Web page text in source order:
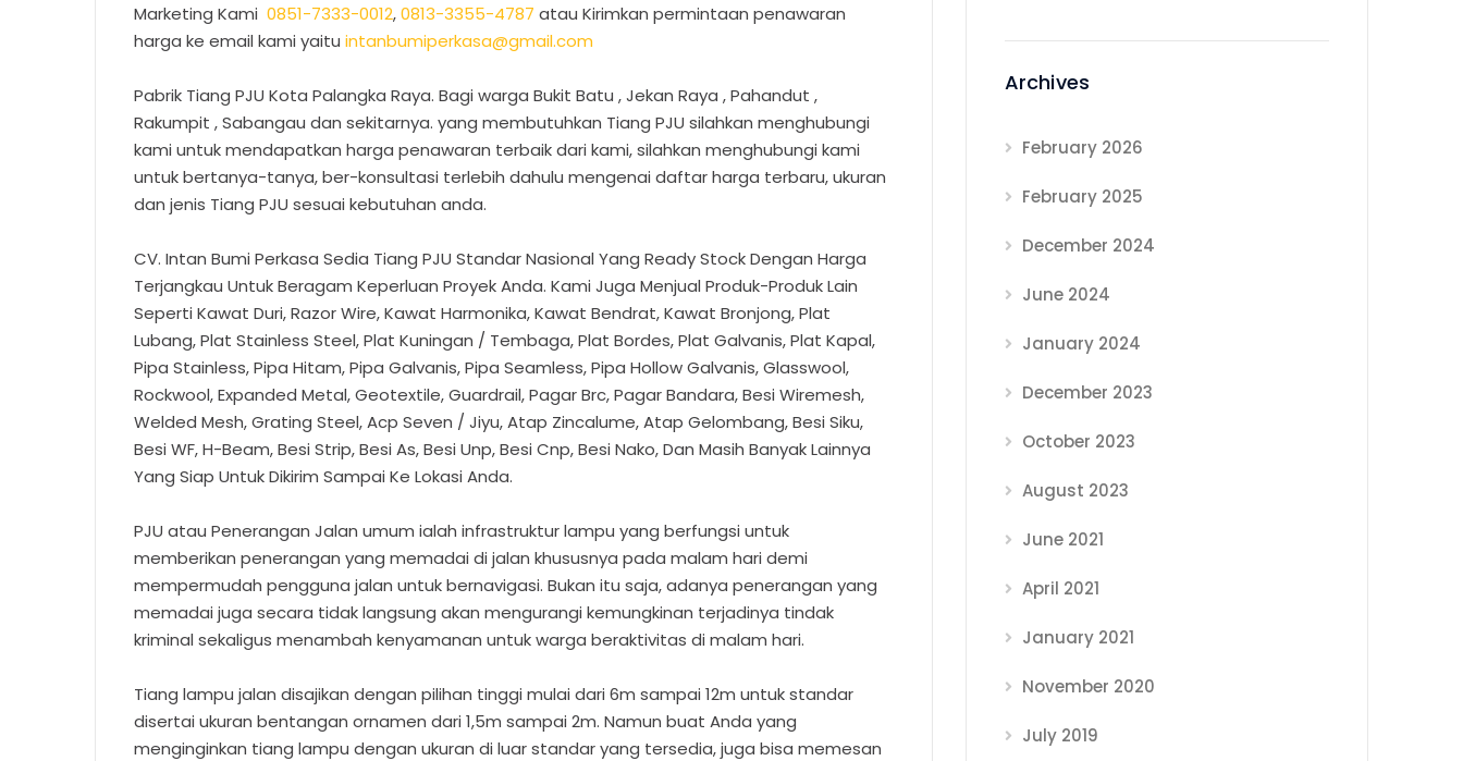
Marketing Kami 0851-7333-0012,0813-3355-4787 atau Kirimkan permintaan penawaran
harga ke email kami yaitu intanbumiperkasa@gmail.com
Pabrik Tiang PJU Kota Palangka Raya. Bagi warga Bukit Batu , Jekan Raya , Pahandut ,
Rakumpit , Sabangau dan sekitarnya. yang membutuhkan Tiang PJU silahkan menghubungi
kami untuk mendapatkan harga penawaran terbaik dari kami, silahkan menghubungi kami
untuk bertanya-tanya, ber-konsultasi terlebih dahulu mengenai daftar harga terbaru, ukuran
dan jenis Tiang PJU sesuai kebutuhan anda.
CV. Intan Bumi Perkasa Sedia Tiang PJU Standar Nasional Yang Ready Stock Dengan Harga
Terjangkau Untuk Beragam Keperluan Proyek Anda. Kami Juga Menjual Produk-Produk Lain
Seperti Kawat Duri, Razor Wire, Kawat Harmonika, Kawat Bendrat, Kawat Bronjong, Plat
Lubang, Plat Stainless Steel, Plat Kuningan / Tembaga, Plat Bordes, Plat Galvanis, Plat Kapal,
Pipa Stainless, Pipa Hitam, Pipa Galvanis, Pipa Seamless, Pipa Hollow Galvanis, Glasswool,
Rockwool, Expanded Metal, Geotextile, Guardrail, Pagar Brc, Pagar Bandara, Besi Wiremesh,
Welded Mesh, Grating Steel, Acp Seven / Jiyu, Atap Zincalume, Atap Gelombang, Besi Siku,
Besi WF, H-Beam, Besi Strip, Besi As, Besi Unp, Besi Cnp, Besi Nako, Dan Masih Banyak Lainnya
Yang Siap Untuk Dikirim Sampai Ke Lokasi Anda.
PJU atau Penerangan Jalan umum ialah infrastruktur lampu yang berfungsi untuk
memberikan penerangan yang memadai di jalan khususnya pada malam hari demi
mempermudah pengguna jalan untuk bernavigasi. Bukan itu saja, adanya penerangan yang
memadai juga secara tidak langsung akan mengurangi kemungkinan terjadinya tindak
kriminal sekaligus menambah kenyamanan untuk warga beraktivitas di malam hari.
Tiang lampu jalan disajikan dengan pilihan tinggi mulai dari 6m sampai 12m untuk standar
disertai ukuran bentangan ornamen dari 1,5m sampai 2m. Namun buat Anda yang
menginginkan tiang lampu dengan ukuran di luar standar yang tersedia, juga bisa memesan
Archives
February 2026
February 2025
December 2024
June 2024
January 2024
December 2023
October 2023
August 2023
June 2021
April 2021
January 2021
November 2020
July 2019